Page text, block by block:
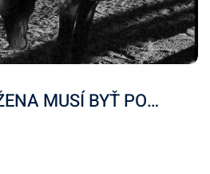
MUSÍ BYŤ PO…